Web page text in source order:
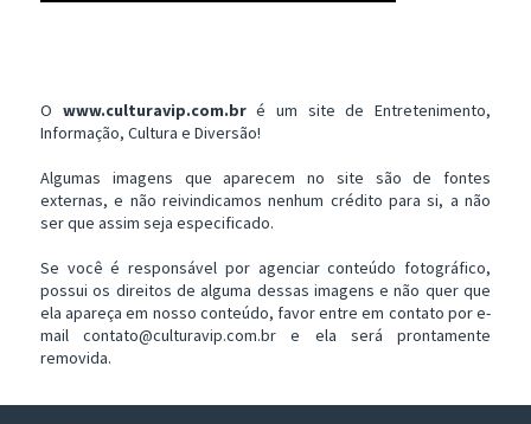
O www.culturavip.com.bré um site de Entretenimento,
Informação, Cultura e Diversão!
Algumas imagens que aparecem no site são de fontes
externas, e não reivindicamos nenhum crédito para si, a não
ser que assim seja especificado.
Se você é responsável por agenciar conteúdo fotográfico,
possui os direitos de alguma dessas imagens e não quer que
ela apareça em nosso conteúdo, favor entre em contato por e-
mail contato@culturavip.com.br e ela será prontamente
removida.